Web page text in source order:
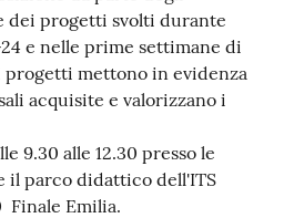
dei progetti svolti durante
e nelle prime settimane di
mettono in evidenza
acquisite e valorizzano i
9.30 alle 12.30 presso le
il parco didattico dell'ITS
Finale Emilia.